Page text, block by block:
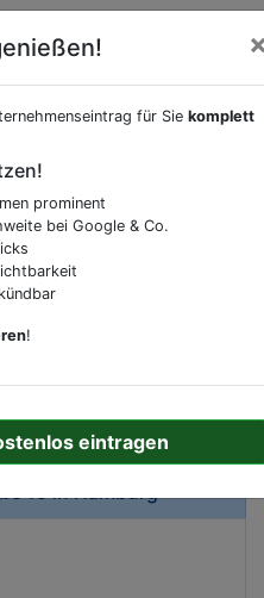
Dienstleistung
hinzufügen?
zu kontaktieren.
um
und womit Sie sich von
15inHamburg
für Sie komplett
prominent
bei Google & Co.
!
eintragen